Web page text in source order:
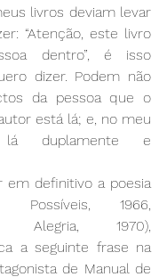
livros deviam levar
“Atenção, este livro
dentro”, é isso
dizer. Podem não
da pessoa que o
está lá; e, no meu
duplamente e
em definitivo a poesia
Possíveis, 1966,
Alegria, 1970),
a seguinte frase na
de Manual de